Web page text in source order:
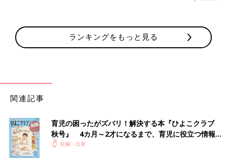
ランキングをもっと見る
関連記事
育児の困ったがズバリ！解決する本『ひよこクラブ
秋号』 4カ月～2才になるまで、育児に役立つ情報が
いっぱい！
妊娠・出産